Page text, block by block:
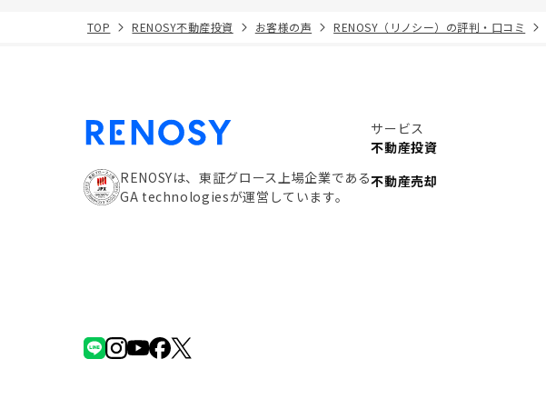
TOP RENOSY不動産投資 お客様の声 RENOSY（リノシー）の評判・口コミ
RENOSYは、東証グロース上場企業である
GA technologiesが運営しています。
サービス
不動産投資
不動産売却